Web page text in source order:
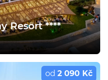
Resort ****
od 2 090 Kč